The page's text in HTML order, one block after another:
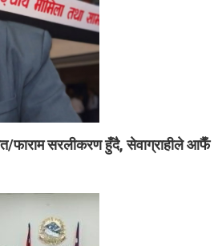
फाराम सरलीकरण हुँदै, सेवाग्राहीले आफैँ